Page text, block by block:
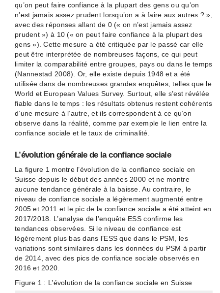
qu’on peut faire confiance à la plupart des gens ou qu’on
n’est jamais assez prudent lorsqu’on a à faire aux autres ? »,
avec des réponses allant de 0 (« on n’est jamais assez
prudent ») à 10 (« on peut faire confiance à la plupart des
gens »). Cette mesure a été critiquée par le passé car elle
peut être interprétée de nombreuses façons, ce qui peut
limiter la comparabilité entre groupes, pays ou dans le temps
(Nannestad 2008). Or, elle existe depuis 1948 et a été
utilisée dans de nombreuses grandes enquêtes, telles que le
World et European Values Survey. Surtout, elle s’est révélée
fiable dans le temps : les résultats obtenus restent cohérents
d’une mesure à l’autre, et ils correspondent à ce qu’on
observe dans la réalité, comme par exemple le lien entre la
confiance sociale et le taux de criminalité.
L’évolution générale de la confiance sociale
La figure 1 montre l’évolution de la confiance sociale en
Suisse depuis le début des années 2000 et ne montre
aucune tendance générale à la baisse. Au contraire, le
niveau de confiance sociale a légèrement augmenté entre
2005 et 2011 et le pic de la confiance sociale a été atteint en
2017/2018. L’analyse de l’enquête ESS confirme les
tendances observées. Si le niveau de confiance est
légèrement plus bas dans l’ESS que dans le PSM, les
variations sont similaires dans les données du PSM à partir
de 2014, avec des pics de confiance sociale observés en
2016 et 2020.
Figure 1 : L’évolution de la confiance sociale en Suisse